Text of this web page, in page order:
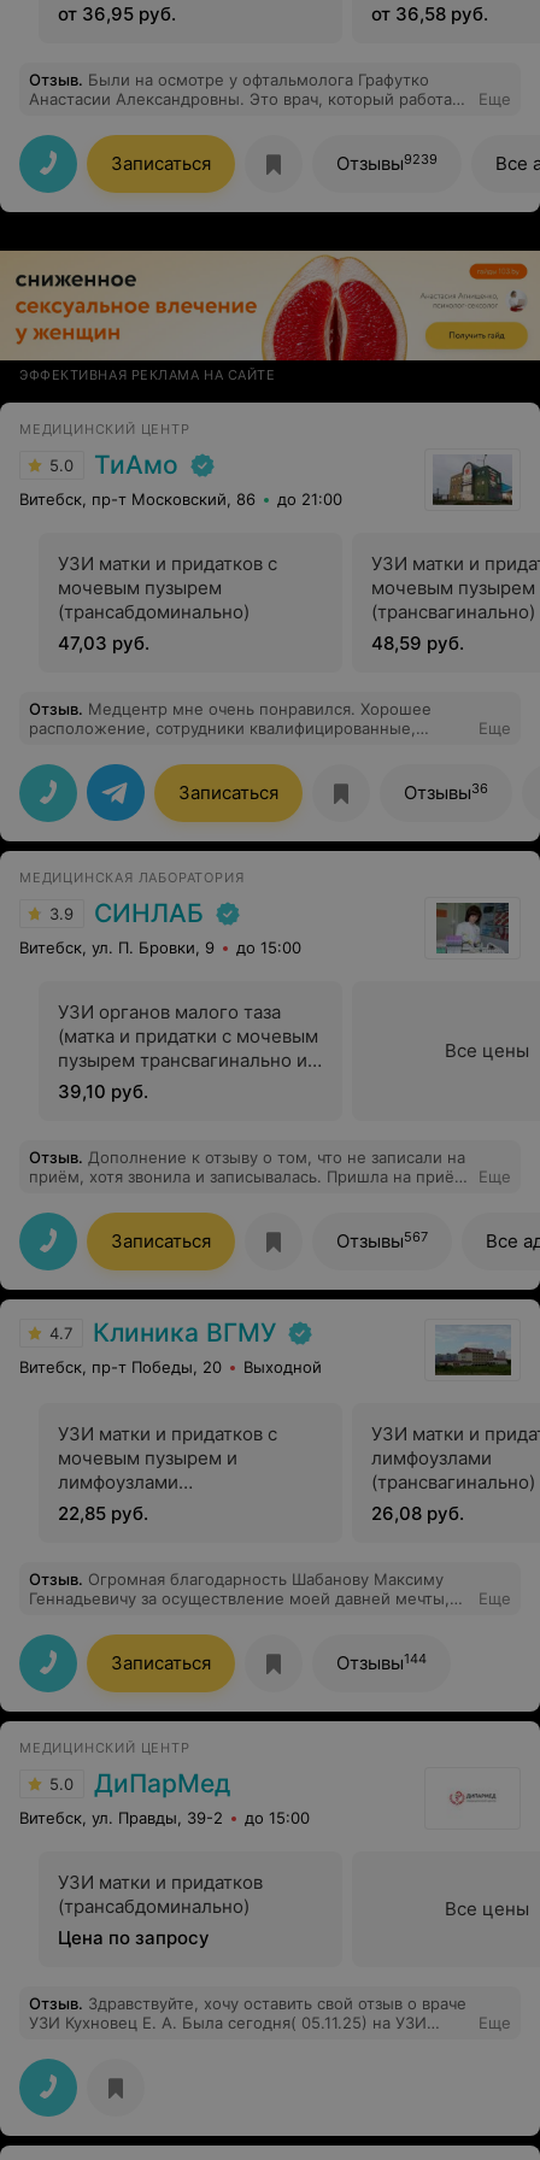
от 36,95 руб. от 36,58 руб.
Отзыв. Были на осмотре у офтальмолога Графутко
Анастасии Александровны. Это врач, который работает
нужными словами (всё комментирует, ты красавчик,
ты умничка), а родителям расскажет всё грамотно! Это
Врач с большой буквы! У нашего ребенка, слава Богу,
всё с глазками в порядке. С благодарностью! И
конечно рекомендую!
Еще
Записаться Отзывы9239 Все
ЭФФЕКТИВНАЯ РЕКЛАМА НА САЙТЕ
МЕДИЦИНСКИЙ ЦЕНТР
5.0 ТиАмо
Витебск, пр-т Московский, 86 до 21:00
УЗИ матки и придатков с
мочевым пузырем
(трансабдоминально)
47,03 руб.
УЗИ матки и
мочевым пузырем
(трансвагинально)
48,59 руб.
Отзыв. Медцентр мне очень понравился. Хорошее
расположение, сотрудники квалифицированные,
ответили на все мои вопросы. Спасибо!
Еще
Записаться Отзывы36
МЕДИЦИНСКАЯ ЛАБОРАТОРИЯ
3.9 СИНЛАБ
Витебск, ул. П. Бровки, 9 до 15:00
УЗИ органов малого таза
(матка и придатки с мочевым
пузырем трансвагинально и
трансобдоминально)
39,10 руб.
Все цены
Отзыв. Дополнение к отзыву о том, что не записали на
приём, хотя звонила и записывалась. Пришла на приём
понравился, очень приятная женщина, уделила
внимания моей проблеме столько сколько этого
нужно было, объяснила причину появления, уточнила
все моменты, чтобы определить какая именно у меня
проблема и как её решить, назначила лечение. В
Еще
Записаться Отзывы567 Все
4.7 Клиника ВГМУ
Витебск, пр-т Победы, 20 Выходной
УЗИ матки и придатков с
мочевым пузырем и
лимфоузлами
(трансабдоминально)
22,85 руб.
УЗИ матки и
лимфоузлами
(трансвагинально)
26,08 руб.
Отзыв. Огромная благодарность Шабанову Максиму
Геннадьевичу за осуществление моей давней мечты,
Профессионал с большой буквы, очень внимательный
и отзывчивый врач! Делала подтяжку груди, исходник
был мягко говоря сложный, но он легко справился и
результат превзошёл все мои ожидания! Рекомендую
всем, этот человек точно на своём месте!
Еще
Записаться Отзывы144
МЕДИЦИНСКИЙ ЦЕНТР
5.0 ДиПарМед
Витебск, ул. Правды, 39-2 до 15:00
УЗИ матки и придатков
(трансабдоминально)
Цена по запросу
Все цены
Отзыв. Здравствуйте, хочу оставить свой отзыв о враче
УЗИ Кухновец Е. А. Была сегодня( 05.11.25) на УЗИ
конечностей, осталось очень довольна осмотром, врач
очень внимательно смотрит, всё расскажет,
посоветует, в моем случае позвонила другому врачу и
договорилась о приёме, хочу выразить огромное
спасибо и благодарю за такое отношение к пациентам,
Еще